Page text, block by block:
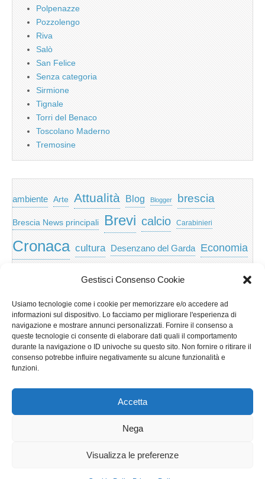
Gestisci Consenso Cookie
Usiamo tecnologie come i cookie per memorizzare e/o accedere ad
informazioni sul dispositivo. Lo facciamo per migliorare l'esperienza di
navigazione e mostrare annunci personalizzati. Fornire il consenso a
queste tecnologie ci consente di elaborare dati quali il comportamento
durante la navigazione o ID univoche su questo sito. Non fornire o ritirare il
consenso potrebbe influire negativamente su alcune funzionalità e
funzioni.
Accetta
Nega
Visualizza le preferenze
Polpenazze
Pozzolengo
Riva
Salò
San Felice
Senza categoria
Sirmione
Tignale
Torri del Benaco
Toscolano Maderno
Tremosine
ambiente Arte Attualità Blog Blogger brescia
Brescia News principali Brevi calcio Carabinieri
Cronaca cultura Desenzano del Garda Economia
lago di garda Musica Nera news Notizie
Notizie dal Garda
Notizie Lombardia
Notizie per categoria Notizie Provincia di Brescia
Regione Lombardia
Sport Storia Territorio turismo
Privacy e cookie: questo sito utilizza i cookie. Continuando a utilizzare
Informativa sui cookie